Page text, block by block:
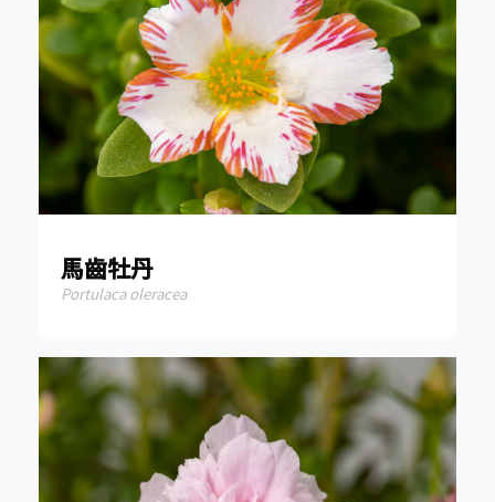
馬齒牡丹
Portulaca oleracea